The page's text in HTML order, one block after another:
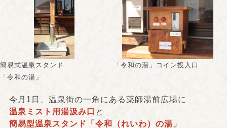
簡易式温泉スタンド
「令和の湯」
「令和の湯」コイン投入口
今月1日、温泉街の一角にある薬師湯前広場に
温泉ミスト用湯汲み口 と
簡易型温泉スタンド「令和（れいわ）の湯」